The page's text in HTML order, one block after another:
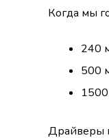
Когда мы
240
500
Драйверы